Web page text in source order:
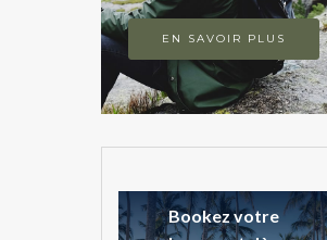
EN SAVOIR PLUS
Bookez votre